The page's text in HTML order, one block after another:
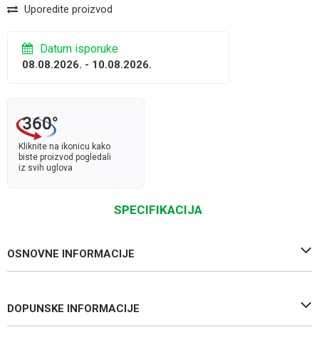
Uporedite proizvod
Datum isporuke
08.08.2026. - 10.08.2026.
Kliknite na ikonicu kako
biste proizvod pogledali
iz svih uglova
SPECIFIKACIJA
OSNOVNE INFORMACIJE
DOPUNSKE INFORMACIJE